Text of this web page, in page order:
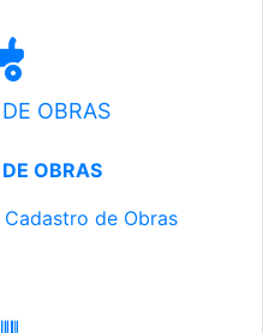
OBRAS
OBRAS
de Obras